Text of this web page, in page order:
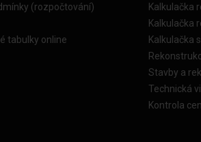
(rozpočtování)
tabulky online
Kalkulačka
Kalkulačka
Kalkulačka
Stavby a
Technická
Kontrola